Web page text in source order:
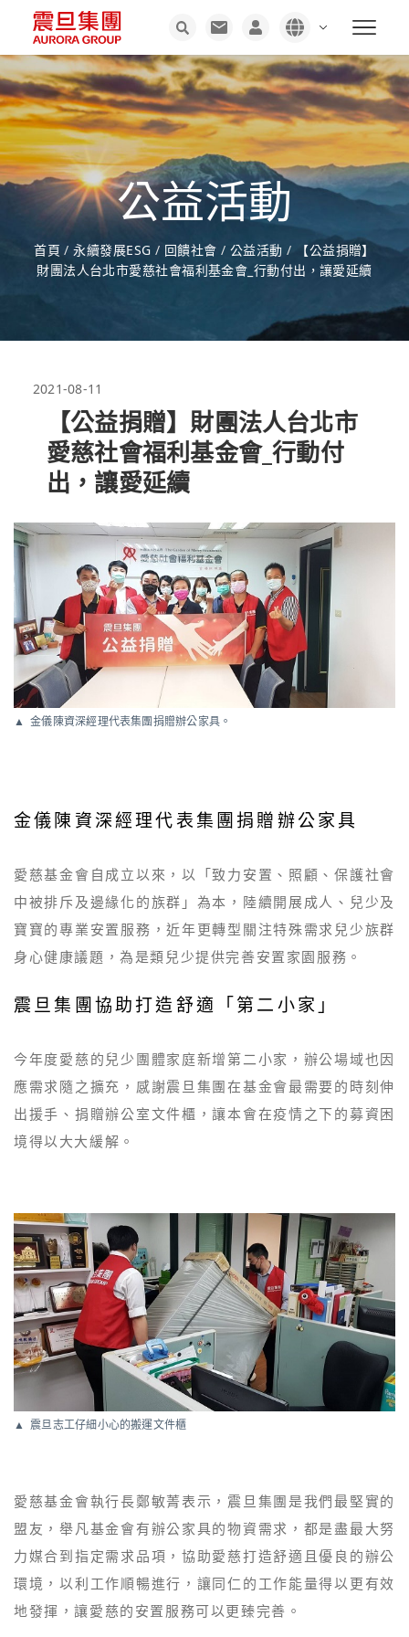
公益活動
首頁/ 永續發展ESG / 回饋社會/ 公益活動/ 【公益捐贈】
財團法人台北市愛慈社會福利基金會_行動付出，讓愛延續
2021-08-11
【公益捐贈】財團法人台北市
愛慈社會福利基金會_行動付
出，讓愛延續
金儀陳資深經理代表集團捐贈辦公家具。
金儀陳資深經理代表集團捐贈辦公家具
愛慈基金會自成立以來，以「致力安置、照顧、保護社會
中被排斥及邊緣化的族群」為本，陸續開展成人、兒少及
寶寶的專業安置服務，近年更轉型關注特殊需求兒少族群
身心健康議題，為是類兒少提供完善安置家園服務。
震旦集團協助打造舒適「第二小家」
今年度愛慈的兒少團體家庭新增第二小家，辦公場域也因
應需求隨之擴充，感謝震旦集團在基金會最需要的時刻伸
出援手、捐贈辦公室文件櫃，讓本會在疫情之下的募資困
境得以大大緩解。
震旦志工仔細小心的搬運文件櫃
愛慈基金會執行長鄭敏菁表示，震旦集團是我們最堅實的
盟友，舉凡基金會有辦公家具的物資需求，都是盡最大努
力媒合到指定需求品項，協助愛慈打造舒適且優良的辦公
環境，以利工作順暢進行，讓同仁的工作能量得以更有效
地發揮，讓愛慈的安置服務可以更臻完善。